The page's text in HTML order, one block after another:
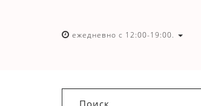
ежедневно с 12:00-19:00.